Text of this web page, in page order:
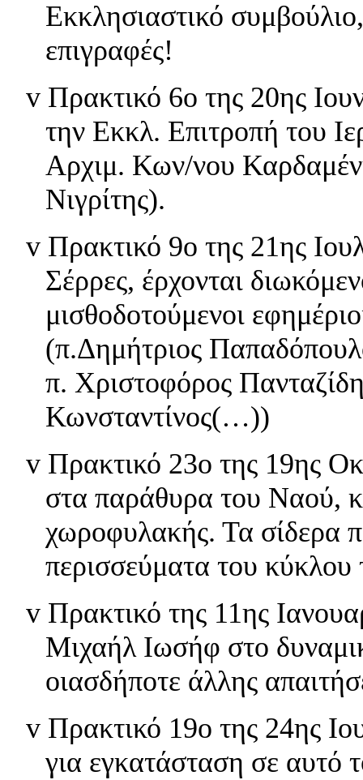
Εκκλησιαστικό
επιγραφές!
v Πρακτικό 6ο της 20ης
την Εκκλ. Επιτροπή του
Αρχιμ. Κων/νου
Νιγρίτης).
v Πρακτικό 9ο της 21ης
Σέρρες, έρχονται
μισθοδοτούμενοι
(π.Δημήτριος
π. Χριστοφόρος
Κωνσταντίνος(…))
v Πρακτικό 23ο της 19ης
στα παράθυρα του Ναού,
χωροφυλακής. Τα σίδερα
περισσεύματα του
v Πρακτικό της 11ης
Μιχαήλ Ιωσήφ στο
οιασδήποτε άλλης
v Πρακτικό 19ο της 24ης
για εγκατάσταση σε αυτό